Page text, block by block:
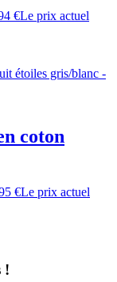
€Le prix actuel
coton
€Le prix actuel
!